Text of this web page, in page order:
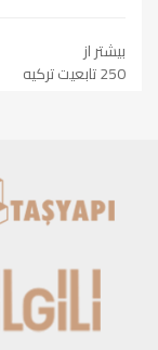
بیشتر از
250 تابعیت ترکیه